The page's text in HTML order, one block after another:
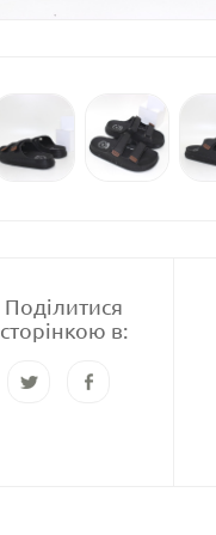
Поділитися
сторінкою в: